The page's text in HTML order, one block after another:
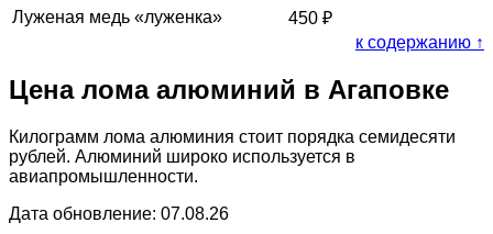
Луженая медь «луженка»
450 ₽
к содержанию ↑
Цена лома алюминий в Агаповке
Килограмм лома алюминия стоит порядка семидесяти
рублей. Алюминий широко используется в
авиапромышленности.
Дата обновление: 07.08.26